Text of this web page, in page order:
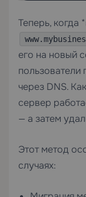
Теперь, когда
его на новый
через DNS.
сервер
— а затем
Этот метод
случаях: